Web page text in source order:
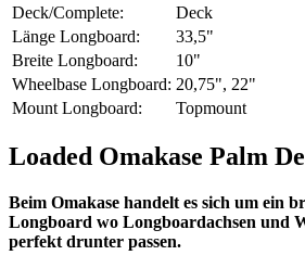
Deck/Complete:
Deck
Länge Longboard:
33,5"
Breite Longboard:
10"
Wheelbase Longboard: 20,75", 22"
Mount Longboard:
Topmount
Loaded Omakase Palm
Beim Omakase handelt es sich um ein
Longboard wo Longboardachsen und
perfekt drunter passen.